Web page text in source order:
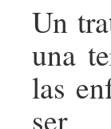
Un
una
las
ser